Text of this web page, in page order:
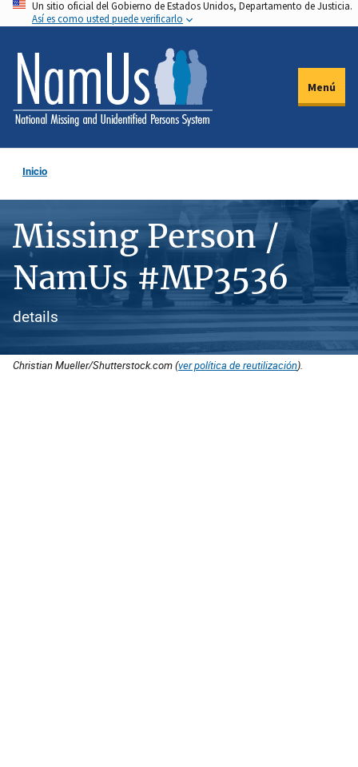
Pasar
al
contenido
principal
Un sitio oficial del Gobierno de Estados Unidos, Departamento de Justicia.
Así es como usted puede verificarlo
Menú
Inicio
Missing Person /
NamUs #MP3536
details
Christian Mueller/Shutterstock.com (ver política de reutilización).